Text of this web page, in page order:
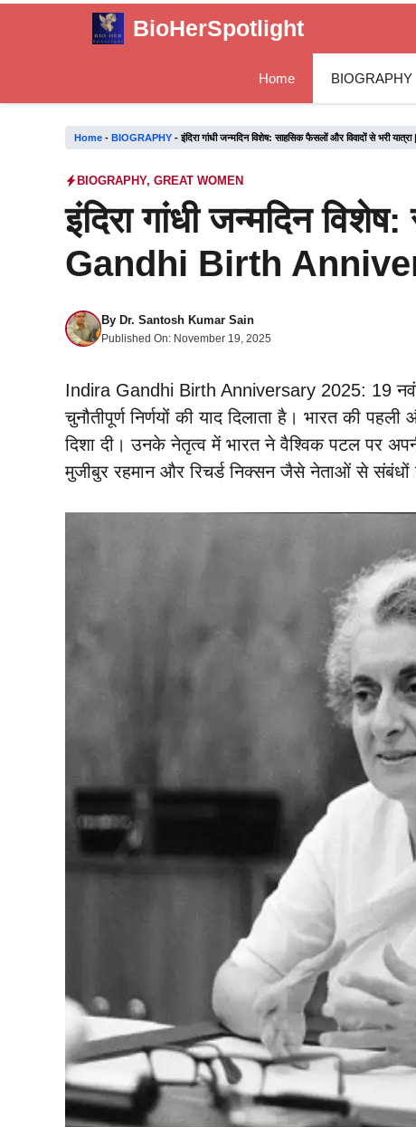
BioHerSpotlight
Home BIOGRAPHY
Home - BIOGRAPHY -इंदिरा गांधी जन्मदिन विशेष: साहसिक फैसलों और विवादों से
BIOGRAPHY, GREAT WOMEN
इंदिरा गांधी जन्मदिन
Gandhi Birth
By Dr. Santosh Kumar Sain
Published On: November 19, 2025
Indira Gandhi Birth Anniversary 2025: 19
चुनौतीपूर्ण निर्णयों की याद दिलाता है। भारत की
दिशा दी। उनके नेतृत्व में भारत ने वैश्विक पटल पर
मुजीबुर रहमान और रिचर्ड निक्सन जैसे नेताओं से संबंधों